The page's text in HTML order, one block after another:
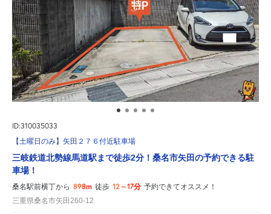
ID:310035033
【土曜日のみ】矢田２７６付近駐車場
三岐鉄道北勢線馬道駅まで徒歩2分！桑名市矢田の予約できる駐
車場！
桑名駅前横丁から 898m 徒歩 12～17分 予約できてオススメ！
三重県桑名市矢田260-12